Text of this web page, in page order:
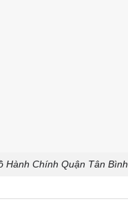
Hành Chính Quận Tân Bình